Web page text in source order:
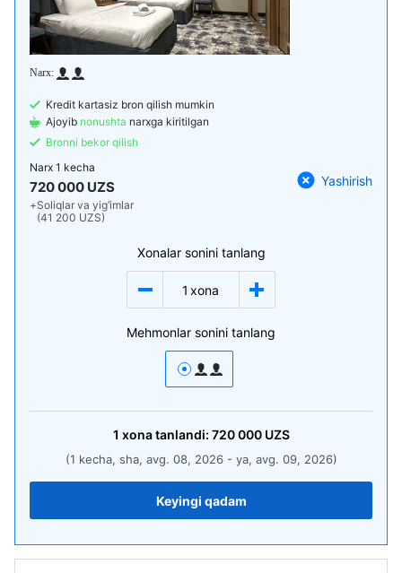
Kredit kartasiz bron qilish mumkin
Ajoyib nonushta narxga kiritilgan
Bronni bekor qilish
Narx 1 kecha
720 000 UZS
+Soliqlar va yig‘imlar
(41 200 UZS)
Yashirish
Xonalar sonini tanlang
1 xona
Mehmonlar sonini tanlang
1 xonatanlandi: 720 000UZS
(1 kecha, sha, avg. 08, 2026 - ya, avg. 09, 2026)
Keyingi qadam